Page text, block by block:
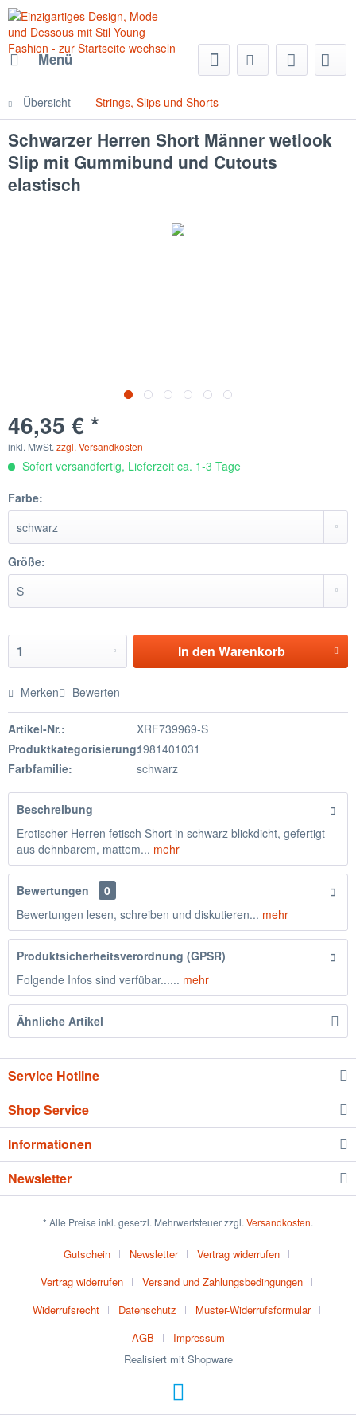
Menü
Übersicht Strings, Slips und Shorts
Schwarzer Herren Short Männer wetlook
Slip mit Gummibund und Cutouts
elastisch
46,35 € *
inkl. MwSt. zzgl. Versandkosten
Sofort versandfertig, Lieferzeit ca. 1-3 Tage
Farbe:
Größe:
In den Warenkorb
Merken Bewerten
Artikel-Nr.:
XRF739969-S
Produktkategorisierung:1981401031
Farbfamilie:
schwarz
Beschreibung
Erotischer Herren fetisch Short in schwarz blickdicht, gefertigt
aus dehnbarem, mattem... mehr
Bewertungen
0
Bewertungen lesen, schreiben und diskutieren... mehr
Produktsicherheitsverordnung (GPSR)
Folgende Infos sind verfübar...... mehr
Ähnliche Artikel
Service Hotline
Shop Service
Informationen
Newsletter
* Alle Preise inkl. gesetzl. Mehrwertsteuer zzgl. Versandkosten.
Gutschein Newsletter
Vertrag widerrufen
Vertrag widerrufen
Versand und Zahlungsbedingungen
Widerrufsrecht
Datenschutz
Muster-Widerrufsformular
AGB
Impressum
Realisiert mit Shopware